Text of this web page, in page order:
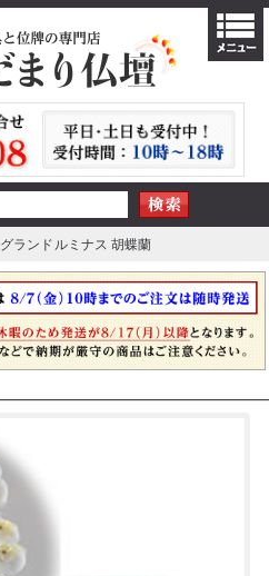
グランドルミナス 胡蝶蘭